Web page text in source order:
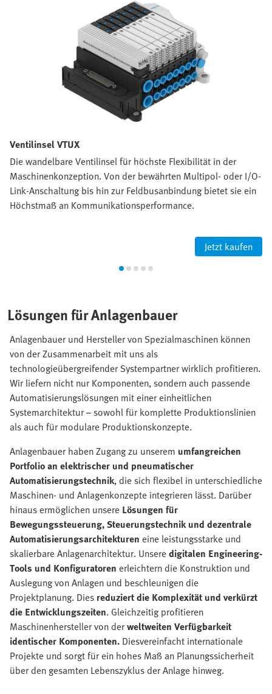
Ventilinsel VTUX
Die wandelbare Ventilinsel für höchste Flexibilität in der
Maschinenkonzeption. Von der bewährten Multipol- oder I/O-
Link-Anschaltung bis hin zur Feldbusanbindung bietet sie ein
Höchstmaß an Kommunikationsperformance.
Jetzt kaufen
Lösungen für Anlagenbauer
Anlagenbauer und Hersteller von Spezialmaschinen können
von der Zusammenarbeit mit uns als
technologieübergreifender Systempartner wirklich profitieren.
Wir liefern nicht nur Komponenten, sondern auch passende
Automatisierungslösungen mit einer einheitlichen
Systemarchitektur – sowohl für komplette Produktionslinien
als auch für modulare Produktionskonzepte.
Anlagenbauer haben Zugang zu unserem umfangreichen
Portfolio an elektrischer und pneumatischer
Automatisierungstechnik, die sich flexibel in unterschiedliche
Maschinen- und Anlagenkonzepte integrieren lässt. Darüber
hinaus ermöglichen unsere Lösungen für
Bewegungssteuerung, Steuerungstechnik und dezentrale
Automatisierungsarchitekturen eine leistungsstarke und
skalierbare Anlagenarchitektur. Unseredigitalen Engineering-
Tools und Konfiguratoren erleichtern die Konstruktion und
Auslegung von Anlagen und beschleunigen die
Projektplanung. Dies reduziert die Komplexität und verkürzt
die Entwicklungszeiten. Gleichzeitig profitieren
Maschinenhersteller von derweltweiten Verfügbarkeit
identischer Komponenten. Diesvereinfacht internationale
Projekte und sorgt für ein hohes Maß an Planungssicherheit
über den gesamten Lebenszyklus der Anlage hinweg.